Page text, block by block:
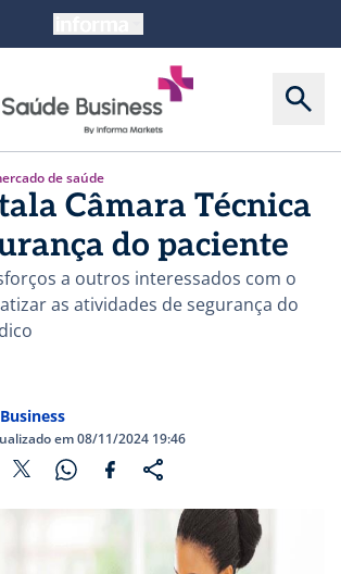
de saúde
Câmara Técnica
do paciente
a outros interessados com o
as atividades de segurança do
em 08/11/2024 19:46